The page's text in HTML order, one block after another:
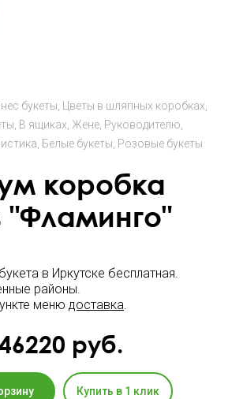
букеты Цветы в шляпных коробках
В ящиках Жене Руководителю
Белые букеты Розовые букеты
коробка
"Фламинго"
в Иркутске бесплатная.
районы.
меню доставка.
руб.
Купить в 1 клик